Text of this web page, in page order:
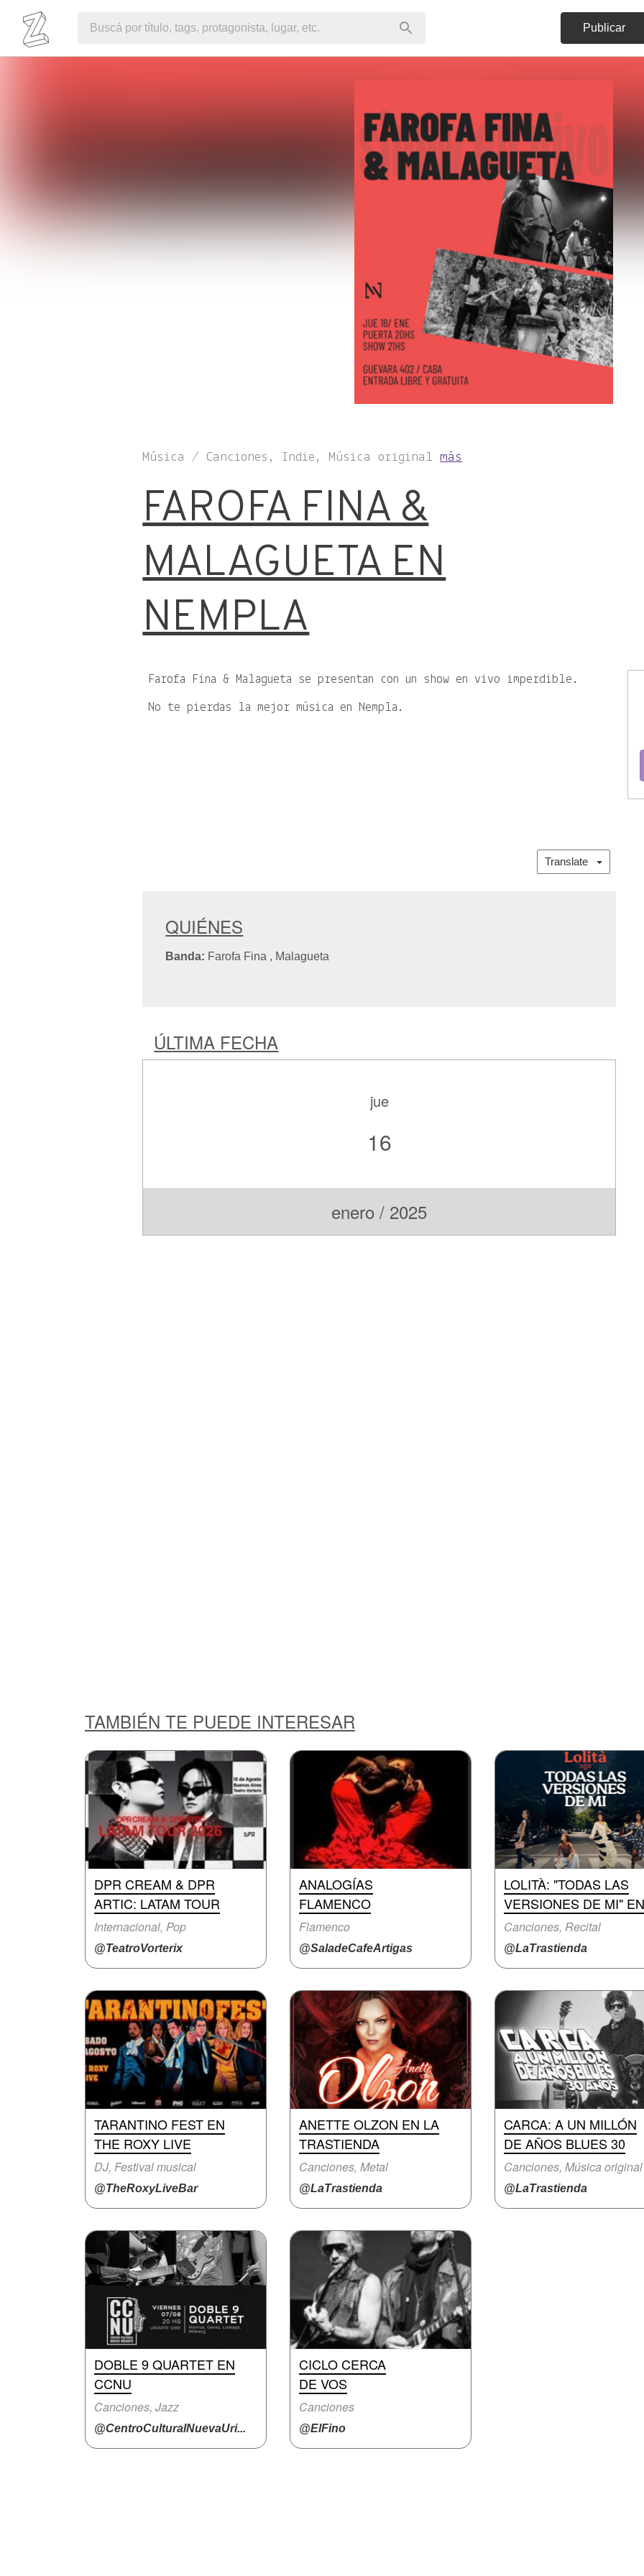
Publicar
Música / Canciones, Indie, Música originalmás
FAROFA FINA &
MALAGUETA EN
NEMPLA
Farofa Fina & Malagueta se presentan con un show en vivo imperdible.
No te pierdas la mejor música en Nempla.
Translate
QUIÉNES
Banda: Farofa Fina , Malagueta
ÚLTIMA FECHA
jue
16
enero / 2025
TAMBIÉN TE PUEDE INTERESAR
DPR CREAM & DPR
ARTIC: LATAM TOUR
Internacional, Pop
@TeatroVorterix
ANALOGÍAS
FLAMENCO
Flamenco
@SaladeCafeArtigas
LOLITÀ: "TODAS LAS
VERSIONES DE MI" EN
Canciones, Recital
@LaTrastienda
TARANTINO FEST EN
THE ROXY LIVE
DJ, Festival musical
@TheRoxyLiveBar
ANETTE OLZON EN LA
TRASTIENDA
Canciones, Metal
@LaTrastienda
CARCA: A UN MILLÓN
DE AÑOS BLUES 30
Canciones, Música original
@LaTrastienda
DOBLE 9 QUARTET EN
CCNU
Canciones, Jazz
@CentroCulturalNuevaUri...
CICLO CERCA
DE VOS
Canciones
@ElFino